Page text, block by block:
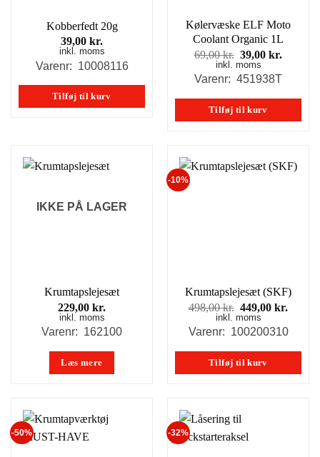
Kobberfedt 20g
39,00 kr.
inkl. moms
Varenr: 10008116
Tilføj til kurv
Kølervæske ELF Moto
Coolant Organic 1L
69,00kr. Den
oprindelige
pris
69,00 kr..
39,00kr.
pris
39,00
inkl. moms
Varenr: 451938T
Tilføj til kurv
IKKE PÅ LAGER
Krumtapslejesæt
229,00 kr.
inkl. moms
Varenr: 162100
Læs mere
-10%
Krumtapslejesæt (SKF)
498,00kr. Den
oprindelige
pris
498,00 kr..
449,00kr.
pris
inkl. moms
Varenr: 100200310
Tilføj til kurv
-50% -32%